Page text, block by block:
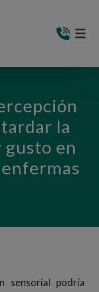
la
en
sensorial podría